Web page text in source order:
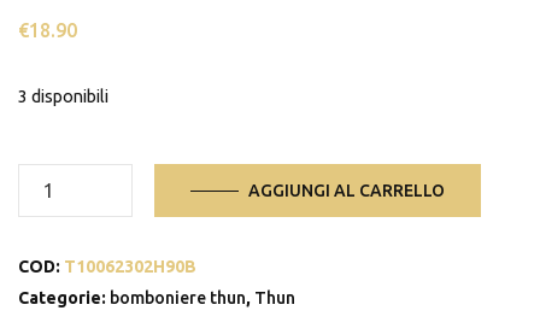
€18.90
3 disponibili
Bimbo
con
giglio
AGGIUNGI AL CARRELLO
COD: T10062302H90B
Categorie: bomboniere thun, Thun